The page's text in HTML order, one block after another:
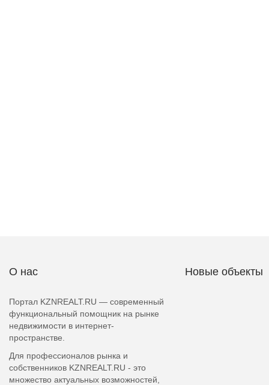
О нас
Портал KZNREALT.RU — современный
функциональный помощник на рынке
недвижимости в интернет-
пространстве.
Для профессионалов рынка и
собственников KZNREALT.RU - это
множество актуальных возможностей,
Новые объекты